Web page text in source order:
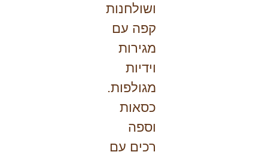
ושולחנות
קפה עם
מגירות
וידיות
מגולפות.
כסאות
וספה
רכים עם